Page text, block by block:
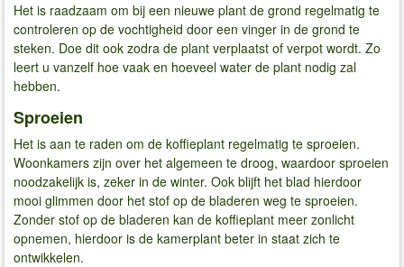
Het is raadzaam om bij een nieuwe plant de grond regelmatig te
controleren op de vochtigheid door een vinger in de grond te
steken. Doe dit ook zodra de plant verplaatst of verpot wordt. Zo
leert u vanzelf hoe vaak en hoeveel water de plant nodig zal
hebben.
Sproeien
Het is aan te raden om de koffieplant regelmatig te sproeien.
Woonkamers zijn over het algemeen te droog, waardoor sproeien
noodzakelijk is, zeker in de winter. Ook blijft het blad hierdoor
mooi glimmen door het stof op de bladeren weg te sproeien.
Zonder stof op de bladeren kan de koffieplant meer zonlicht
opnemen, hierdoor is de kamerplant beter in staat zich te
ontwikkelen.